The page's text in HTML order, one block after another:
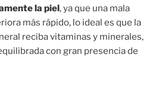
la piel, ya que una mala
más rápido, lo ideal es que la
reciba vitaminas y minerales,
con gran presencia de